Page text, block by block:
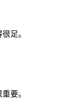
足。
要。